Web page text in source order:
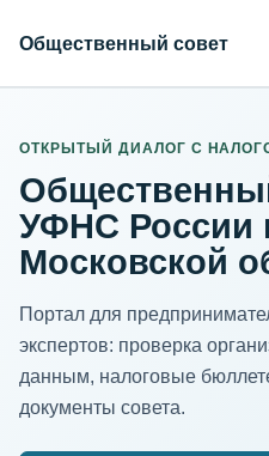
Общественный совет
ОТКРЫТЫЙ ДИАЛОГ С
УФНС России
Московской
Портал для
экспертов: проверка
данным, налоговые
документы совета.
ИНН организации
Адрес для нормализации